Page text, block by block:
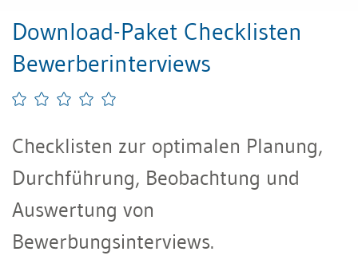
Download-Paket Checklisten
Bewerberinterviews
Checklisten zur optimalen Planung,
Durchführung, Beobachtung und
Auswertung von
Bewerbungsinterviews.